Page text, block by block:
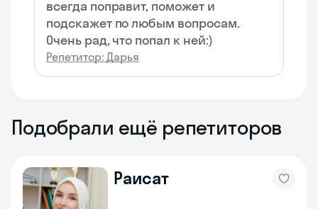
всегда поправит, поможет и
подскажет по любым вопросам.
Очень рад, что попал к ней:)
Репетитор: Дарья
Подобрали ещё репетиторов
Раисат